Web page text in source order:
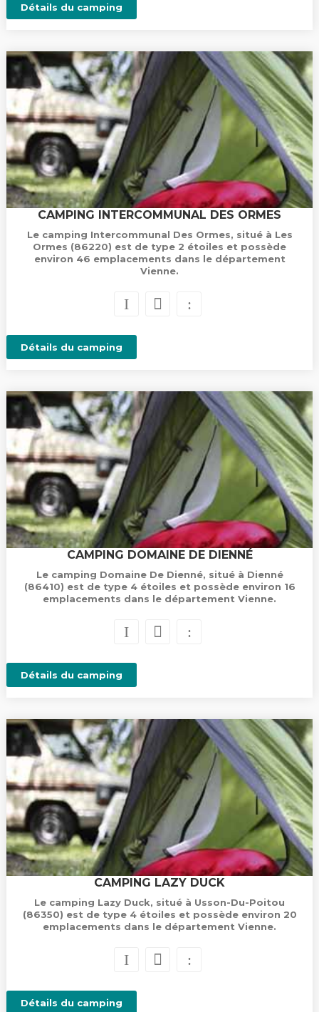
Détails du camping
CAMPING INTERCOMMUNAL DES ORMES
Le camping Intercommunal Des Ormes, situé à Les
Ormes (86220) est de type 2 étoiles et possède
environ 46 emplacements dans le département
Vienne.
Détails du camping
CAMPING DOMAINE DE DIENNÉ
Le camping Domaine De Dienné, situé à Dienné
(86410) est de type 4 étoiles et possède environ 16
emplacements dans le département Vienne.
Détails du camping
CAMPING LAZY DUCK
Le camping Lazy Duck, situé à Usson-Du-Poitou
(86350) est de type 4 étoiles et possède environ 20
emplacements dans le département Vienne.
Détails du camping